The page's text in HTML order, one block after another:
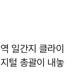
일간지 클라이
털 총괄이 내놓